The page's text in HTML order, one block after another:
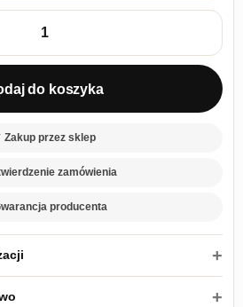
160×200 Armin 16 z pojemnikiem
do koszyka
Zakup przez sklep
zamówienia
producenta